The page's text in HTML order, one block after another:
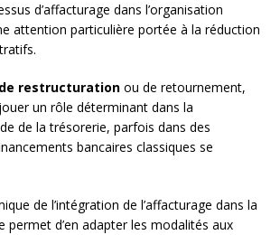
d’affacturage dans l’organisation
attention particulière portée à la réduction
restructuration ou de retournement,
un rôle déterminant dans la
de la trésorerie, parfois dans des
bancaires classiques se
de l’intégration de l’affacturage dans la
permet d’en adapter les modalités aux